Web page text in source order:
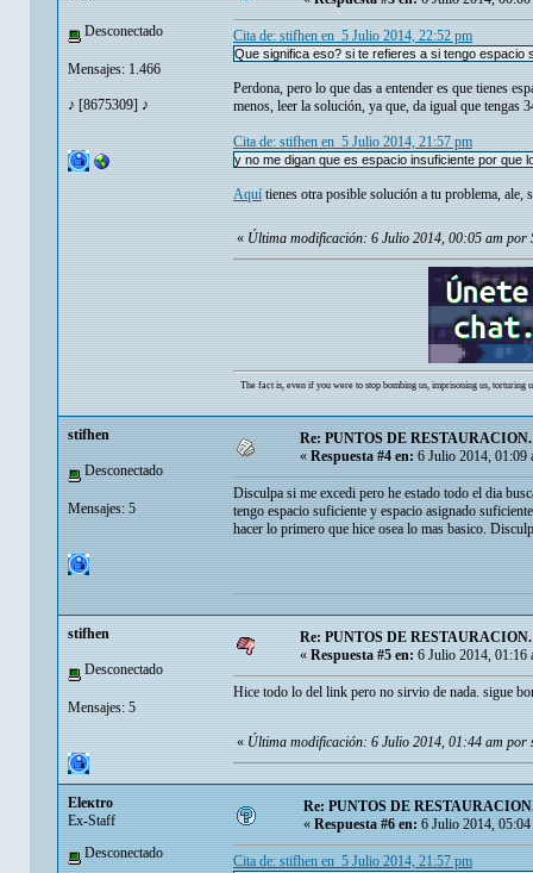
Desconectado
Mensajes: 1.466
♪ [8675309] ♪
Cita de: stifhen en 5 Julio 2014, 22:52 pm
Que significa eso? si te refieres a si tengo espacio
Perdona, pero lo que das a entender es que tienes
menos, leer la solución, ya que, da igual que tengas
Cita de: stifhen en 5 Julio 2014, 21:57 pm
y no me digan que es espacio insuficiente por que
Aquítienes otra posible solución a tu problema, ale,
« Última modificación: 6 Julio 2014, 00:05 am por
The fact is, even if you were to stop bombing us, imprisoning us,
stifhen
Desconectado
Mensajes: 5
Re: PUNTOS DE RESTAURACION.
«Respuesta #4 en:6 Julio 2014, 01:09
Disculpa si me excedi pero he estado todo el dia
tengo espacio suficiente y espacio asignado
hacer lo primero que hice osea lo mas basico.
stifhen
Desconectado
Mensajes: 5
Re: PUNTOS DE RESTAURACION.
« Respuesta #5 en: 6 Julio 2014, 01:16
Hice todo lo del link pero no sirvio de nada. sigue
« Última modificación: 6 Julio 2014, 01:44 am por
Eleкtro
Ex-Staff
Desconectado
Re: PUNTOS DE
«Respuesta #6 en:6 Julio 2014, 05:04
Cita de: stifhen en 5 Julio 2014, 21:57 pm